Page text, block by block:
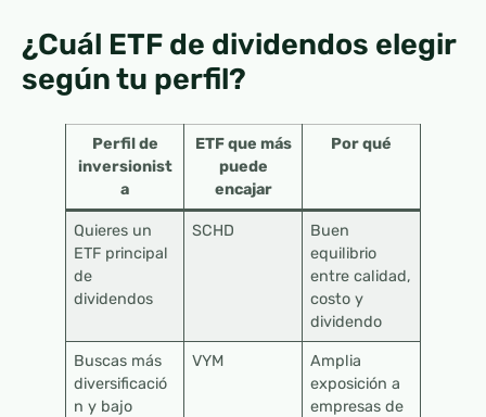
¿Cuál ETF de dividendos elegir
según tu perfil?
Perfil de
inversionist
a
ETF que más
puede
encajar
Por qué
Quieres un
ETF principal
de
dividendos
SCHD
Buen
equilibrio
entre calidad,
costo y
dividendo
Buscas más
diversificació
n y bajo
VYM
Amplia
exposición a
empresas de